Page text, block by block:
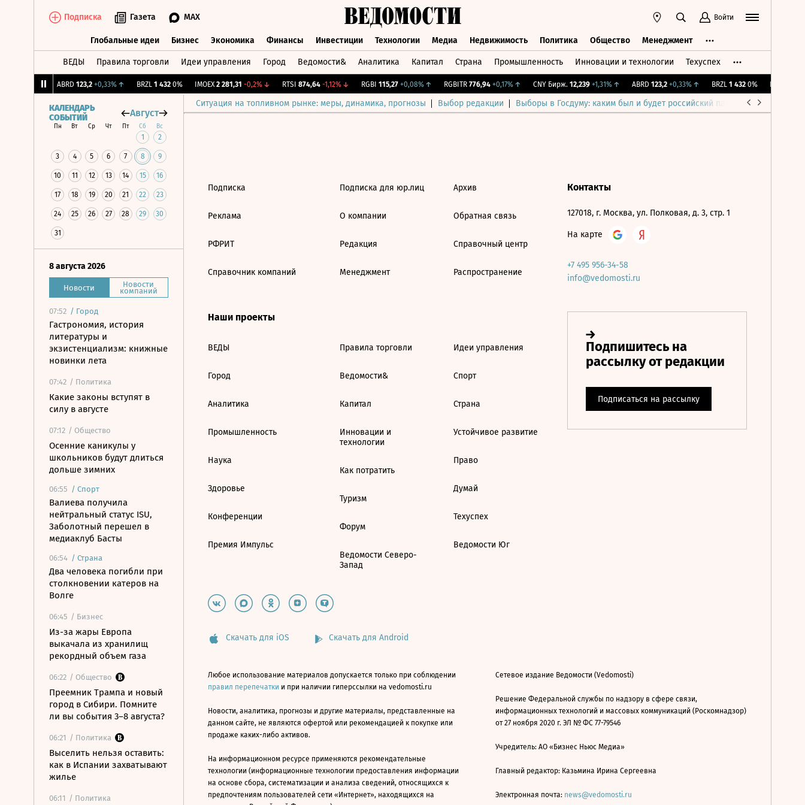
Подписка Газета MAX Войти
Глобальные идеи Бизнес Экономика Финансы Инвестиции Технологии Медиа Недвижимость Политика Общество Менеджмент
ВЕДЫ Правила торговли Идеи управления Город Ведомости& Аналитика Капитал Страна Промышленность Инновации и технологии Техуспех
ABRD 123,2 +0,33%↑ BRZL 1 432 0% IMOEX 2 281,31 -0,2%↓ RTSI 874,64 -1,12%↓ RGBI 115,27 +0,08%↑ RGBITR 776,94 +0,17%↑ CNY Бирж. 12,239 +1,31%↑ ABRD 123,2 +0,33%↑ BRZL 1 432 0%
Ситуация на топливном рынке: меры, динамика, прогнозы Выбор редакции Выборы в Госдуму: каким был и будет российский парламент
КАЛЕНДАРЬ
СОБЫТИЙ
Август
Пн Вт Ср Чт Пт Сб Вс
1 2
3 4 5 6 7 8 9
10 11 12 13 14 15 16
17 18 19 20 21 22 23
24 25 26 27 28 29 30
31
8 августа 2026
Новости Новости
компаний
07:52 / Город
Гастрономия, история
литературы и
экзистенциализм: книжные
новинки лета
07:42 / Политика
Какие законы вступят в
силу в августе
07:12 / Общество
Осенние каникулы у
школьников будут длиться
дольше зимних
06:55 / Спорт
Валиева получила
нейтральный статус ISU,
Заболотный перешел в
медиаклуб Басты
06:54 / Страна
Два человека погибли при
столкновении катеров на
Волге
06:45 / Бизнес
Из-за жары Европа
выкачала из хранилищ
рекордный объем газа
06:22 / Общество
Преемник Трампа и новый
город в Сибири. Помните
ли вы события 3–8 августа?
06:21 / Политика
Выселить нельзя оставить:
как в Испании захватывают
жилье
06:11 / Политика
Подписка
Реклама
РФРИТ
Справочник компаний
Подписка для юр.лиц
О компании
Редакция
Менеджмент
Архив
Обратная связь
Справочный центр
Распространение
Наши проекты
ВЕДЫ
Город
Аналитика
Промышленность
Наука
Здоровье
Конференции
Премия Импульс
Правила торговли
Ведомости&
Капитал
Инновации и
технологии
Как потратить
Туризм
Форум
Ведомости Северо-
Запад
Идеи управления
Спорт
Страна
Устойчивое развитие
Право
Думай
Техуспех
Ведомости Юг
Контакты
127018, г. Москва, ул. Полковая, д. 3, стр. 1
На карте
+7 495 956-34-58
info@vedomosti.ru
Скачать для iOS Скачать для Android
Любое использование материалов допускается только при соблюдении
правил перепечатки и при наличии гиперссылки на vedomosti.ru
Новости, аналитика, прогнозы и другие материалы, представленные на
данном сайте, не являются офертой или рекомендацией к покупке или
продаже каких-либо активов.
На информационном ресурсе применяются рекомендательные
технологии (информационные технологии предоставления информации
на основе сбора, систематизации и анализа сведений, относящихся к
предпочтениям пользователей сети «Интернет», находящихся на
Сетевое издание Ведомости (Vedomosti)
Решение Федеральной службы по надзору в сфере связи,
информационных технологий и массовых коммуникаций (Роскомнадзор)
от 27 ноября 2020 г. ЭЛ № ФС 77-79546
Учредитель: АО «Бизнес Ньюс Медиа»
Главный редактор: Казьмина Ирина Сергеевна
Электронная почта: news@vedomosti.ru